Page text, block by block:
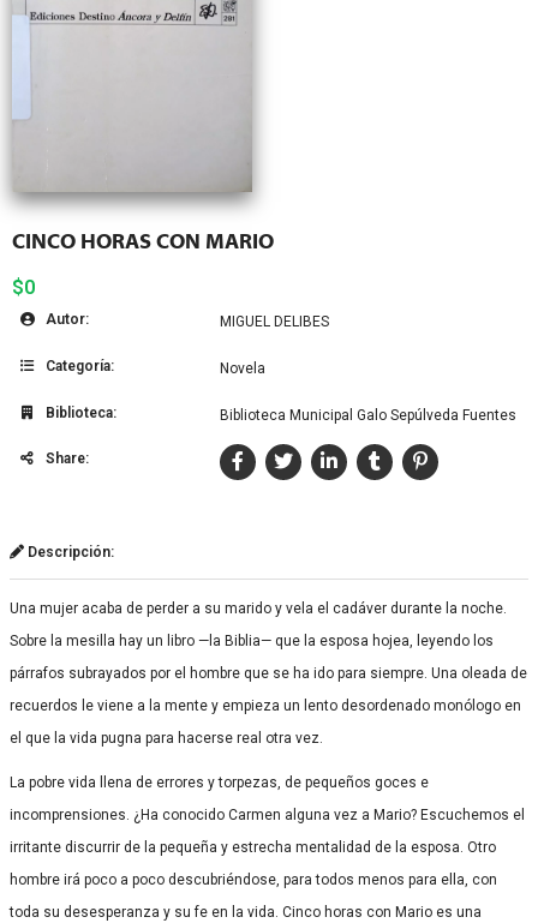
CINCO HORAS CON MARIO
$0
Autor: MIGUEL DELIBES
Categoría: Novela
Biblioteca: Biblioteca Municipal Galo Sepúlveda Fuentes
Share:
Descripción:
Una mujer acaba de perder a su marido y vela el cadáver durante la noche.
Sobre la mesilla hay un libro —la Biblia— que la esposa hojea, leyendo los
párrafos subrayados por el hombre que se ha ido para siempre. Una oleada de
recuerdos le viene a la mente y empieza un lento desordenado monólogo en
el que la vida pugna para hacerse real otra vez.
La pobre vida llena de errores y torpezas, de pequeños goces e
incomprensiones. ¿Ha conocido Carmen alguna vez a Mario? Escuchemos el
irritante discurrir de la pequeña y estrecha mentalidad de la esposa. Otro
hombre irá poco a poco descubriéndose, para todos menos para ella, con
toda su desesperanza y su fe en la vida. Cinco horas con Mario es una